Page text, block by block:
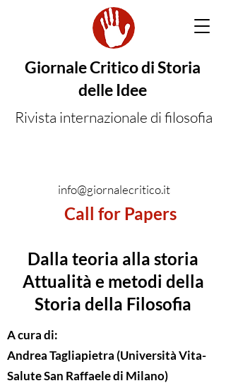
Giornale Critico di Storia
delle Idee
Rivista internazionale di filosofia
info@giornalecritico.it
Call for Papers
Dalla teoria alla storia
Attualità e metodi della
Storia della Filosofia
A cura di:
Andrea Tagliapietra (Università Vita-
Salute San Raffaele di Milano)